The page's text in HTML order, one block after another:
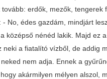
erdők, mezők, tengerek
- No, édes gazdám, mindjárt
középső nénéd lakik. Majd ez
neki a fiatalító vízből, de addig
nem adja. Ennek a
akármilyen mélyen alszol,